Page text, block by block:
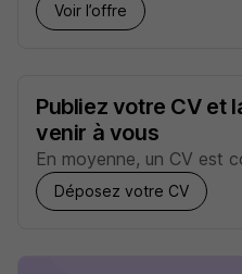
Voir l’offre
Publiez votre CV et
venir à vous
En moyenne, un CV est
Déposez votre CV